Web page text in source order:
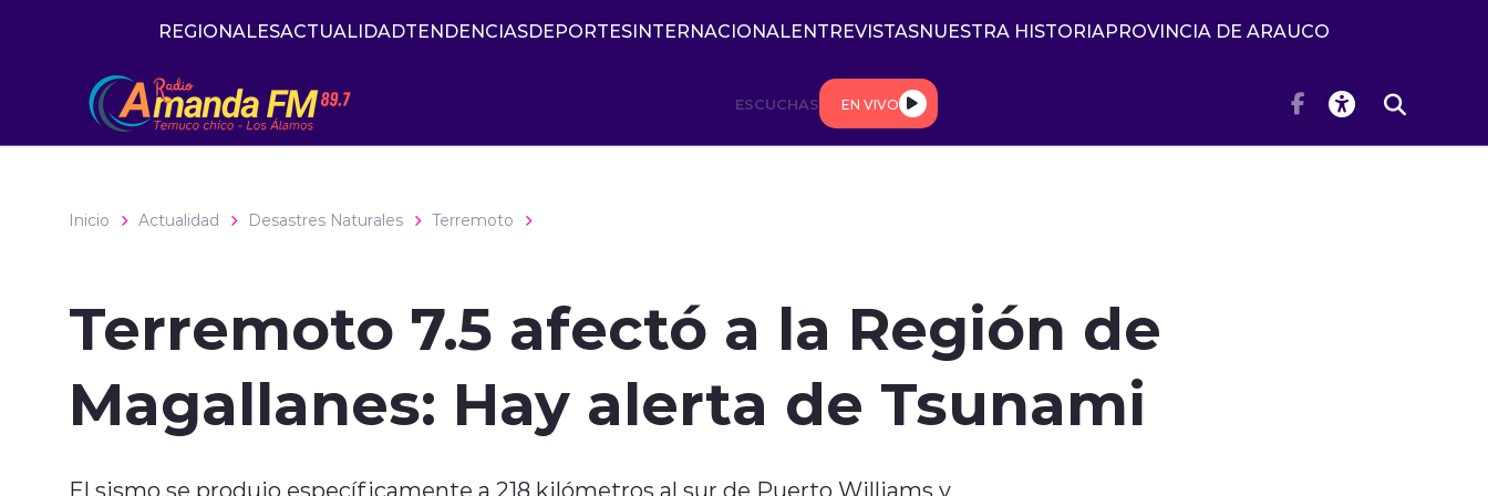
REGIONALESACTUALIDADTENDENCIASDEPORTESINTERNACIONALENTREVISTASNUESTRA HISTORIAPROVINCIA DE ARAUCO
ESCUCHAS EN VIVO
Inicio Actualidad Desastres Naturales Terremoto
Terremoto 7.5 afectó a la Región de
Magallanes: Hay alerta de Tsunami
El sismo se produjo específicamente a 218 kilómetros al sur de Puerto Williams y